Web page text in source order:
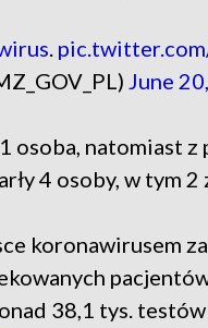
.
June
osoba, natomiast
4 osoby, w tym
koronawirusem
38,1 tys. testów